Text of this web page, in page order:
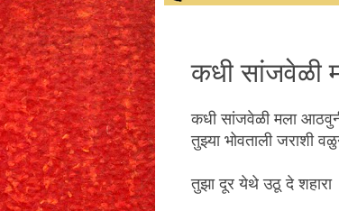
कधी सांजवेळी
कधी सांजवेळी मला
तुझ्या भोवताली जराशी
तुझा दूर येथे उठू दे शहारा